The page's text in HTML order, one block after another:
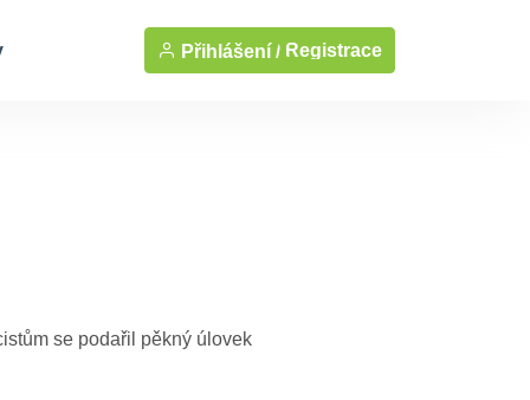
Přihlášení / Registrace